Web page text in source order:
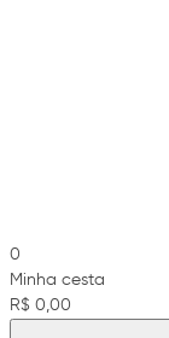
0
Minha cesta
R$ 0,00